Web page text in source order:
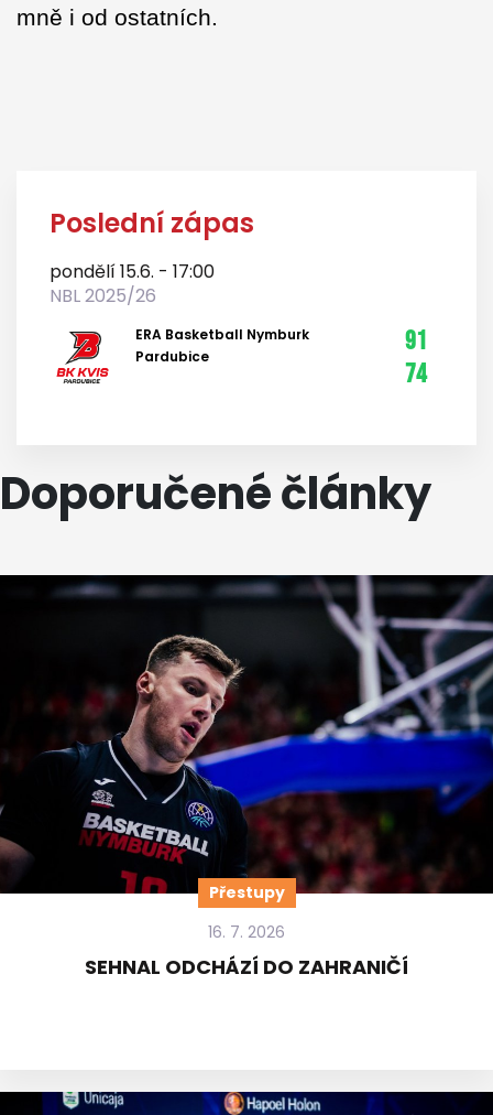
mně i od ostatních.
Poslední zápas
pondělí 15.6. - 17:00
NBL 2025/26
ERA Basketball Nymburk
Pardubice
91
74
Doporučené články
Přestupy
16. 7. 2026
SEHNAL ODCHÁZÍ DO ZAHRANIČÍ